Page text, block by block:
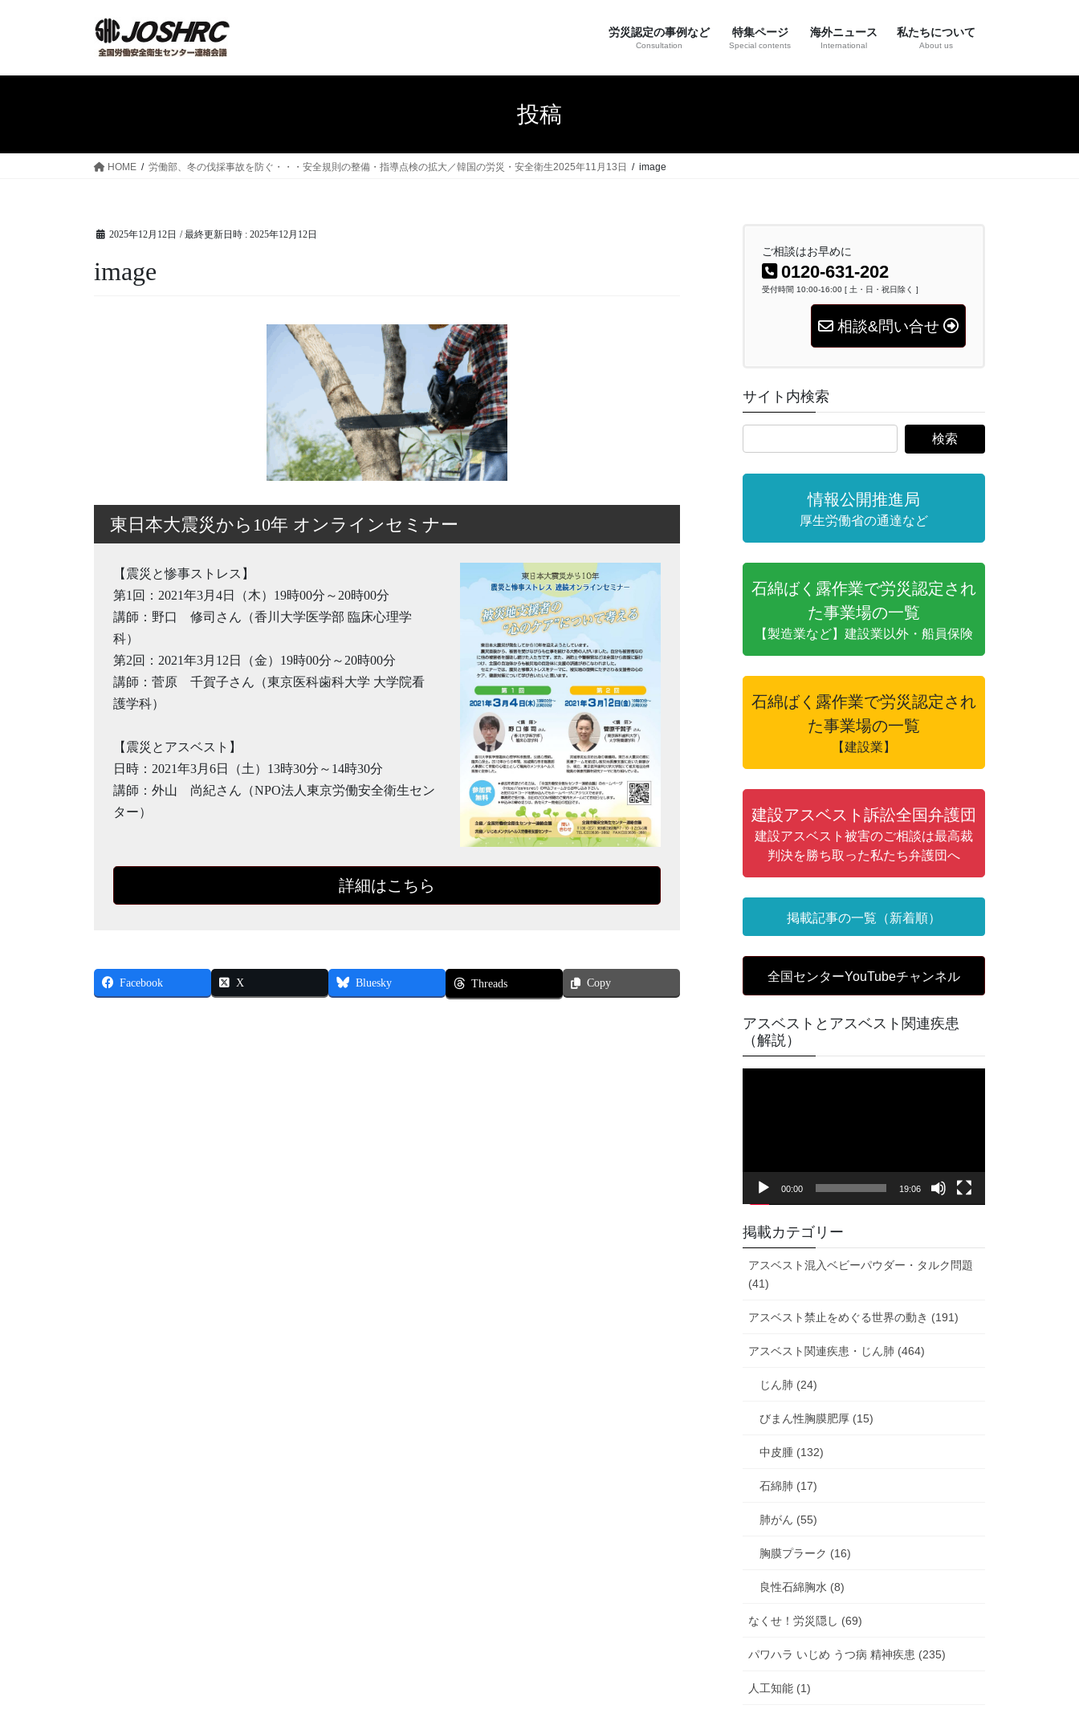
労災認定の事例など
Consultation
特集ページ
Special contents
海外ニュース
International
私たちについて
About us
投稿
HOME 労働部、冬の伐採事故を防ぐ・・・安全規則の整備・指導点検の拡大／韓国の労災・安全衛生2025年11月13日 image
2025年12月12日 / 最終更新日時 : 2025年12月12日
image
東日本大震災から10年 オンラインセミナー
【震災と惨事ストレス】
第1回：2021年3月4日（木）19時00分～20時00分
講師：野口 修司さん（香川大学医学部 臨床心理学
科）
第2回：2021年3月12日（金）19時00分～20時00分
講師：菅原 千賀子さん（東京医科歯科大学 大学院看
護学科）
【震災とアスベスト】
日時：2021年3月6日（土）13時30分～14時30分
講師：外山 尚紀さん（NPO法人東京労働安全衛生セン
ター）
詳細はこちら
Facebook X Bluesky Threads Copy
ご相談はお早めに
0120-631-202
受付時間 10:00-16:00 [ 土・日・祝日除く ]
相談&問い合せ
サイト内検索
情報公開推進局
厚生労働省の通達など
石綿ばく露作業で労災認定され
た事業場の一覧
【製造業など】建設業以外・船員保険
石綿ばく露作業で労災認定され
た事業場の一覧
【建設業】
建設アスベスト訴訟全国弁護団
建設アスベスト被害のご相談は最高裁
判決を勝ち取った私たち弁護団へ
掲載記事の一覧（新着順）
全国センターYouTubeチャンネル
アスベストとアスベスト関連疾患
（解説）
ヤ
00:00 19:06
掲載カテゴリー
アスベスト混入ベビーパウダー・タルク問題
(41)
アスベスト禁止をめぐる世界の動き (191)
アスベスト関連疾患・じん肺 (464)
じん肺 (24)
びまん性胸膜肥厚 (15)
中皮腫 (132)
石綿肺 (17)
肺がん (55)
胸膜プラーク (16)
良性石綿胸水 (8)
なくせ！労災隠し (69)
パワハラ いじめ うつ病 精神疾患 (235)
人工知能 (1)